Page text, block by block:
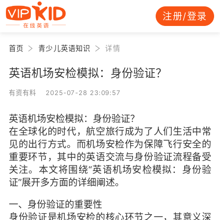
注册/登录
首页 青少儿英语知识 详情
英语机场安检模拟：身份验证？
有资有料 2025-07-28 23:09:57
英语机场安检模拟：身份验证？
在全球化的时代，航空旅行成为了人们生活中常
见的出行方式。而机场安检作为保障飞行安全的
重要环节，其中的英语交流与身份验证流程备受
关注。本文将围绕“英语机场安检模拟：身份验
证”展开多方面的详细阐述。
一、身份验证的重要性
身份验证是机场安检的核心环节之一，其意义深